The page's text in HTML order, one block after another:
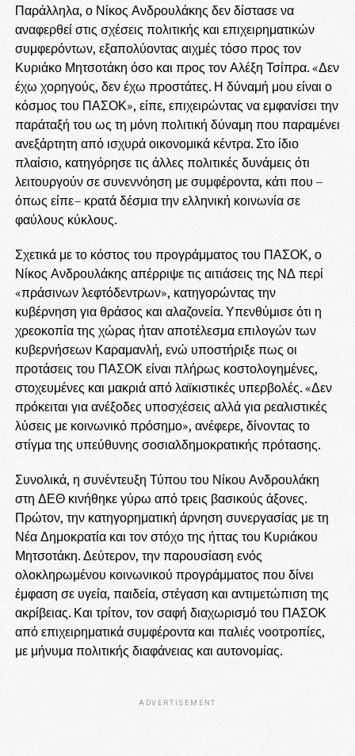
Παράλληλα, ο Νίκος Ανδρουλάκης δεν δίστασε να
αναφερθεί στις σχέσεις πολιτικής και επιχειρηματικών
συμφερόντων, εξαπολύοντας αιχμές τόσο προς τον
Κυριάκο Μητσοτάκη όσο και προς τον Αλέξη Τσίπρα. «Δεν
έχω χορηγούς, δεν έχω προστάτες. Η δύναμή μου είναι ο
κόσμος του ΠΑΣΟΚ», είπε, επιχειρώντας να εμφανίσει την
παράταξή του ως τη μόνη πολιτική δύναμη που παραμένει
ανεξάρτητη από ισχυρά οικονομικά κέντρα. Στο ίδιο
πλαίσιο, κατηγόρησε τις άλλες πολιτικές δυνάμεις ότι
λειτουργούν σε συνεννόηση με συμφέροντα, κάτι που –
όπως είπε– κρατά δέσμια την ελληνική κοινωνία σε
φαύλους κύκλους.
Σχετικά με το κόστος του προγράμματος του ΠΑΣΟΚ, ο
Νίκος Ανδρουλάκης απέρριψε τις αιτιάσεις της ΝΔ περί
«πράσινων λεφτόδεντρων», κατηγορώντας την
κυβέρνηση για θράσος και αλαζονεία. Υπενθύμισε ότι η
χρεοκοπία της χώρας ήταν αποτέλεσμα επιλογών των
κυβερνήσεων Καραμανλή, ενώ υποστήριξε πως οι
προτάσεις του ΠΑΣΟΚ είναι πλήρως κοστολογημένες,
στοχευμένες και μακριά από λαϊκιστικές υπερβολές. «Δεν
πρόκειται για ανέξοδες υποσχέσεις αλλά για ρεαλιστικές
λύσεις με κοινωνικό πρόσημο», ανέφερε, δίνοντας το
στίγμα της υπεύθυνης σοσιαλδημοκρατικής πρότασης.
Συνολικά, η συνέντευξη Τύπου του Νίκου Ανδρουλάκη
στη ΔΕΘ κινήθηκε γύρω από τρεις βασικούς άξονες.
Πρώτον, την κατηγορηματική άρνηση συνεργασίας με τη
Νέα Δημοκρατία και τον στόχο της ήττας του Κυριάκου
Μητσοτάκη. Δεύτερον, την παρουσίαση ενός
ολοκληρωμένου κοινωνικού προγράμματος που δίνει
έμφαση σε υγεία, παιδεία, στέγαση και αντιμετώπιση της
ακρίβειας. Και τρίτον, τον σαφή διαχωρισμό του ΠΑΣΟΚ
από επιχειρηματικά συμφέροντα και παλιές νοοτροπίες,
με μήνυμα πολιτικής διαφάνειας και αυτονομίας.
ADVERTISEMENT